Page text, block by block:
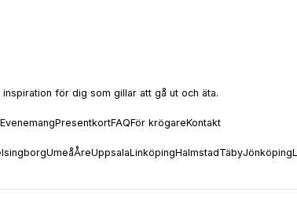
för dig som gillar att gå ut och äta.
EvenemangPresentkortFAQFör krögareKontakt
UmeåÅreUppsalaLinköpingHalmstadTäbyJönköping